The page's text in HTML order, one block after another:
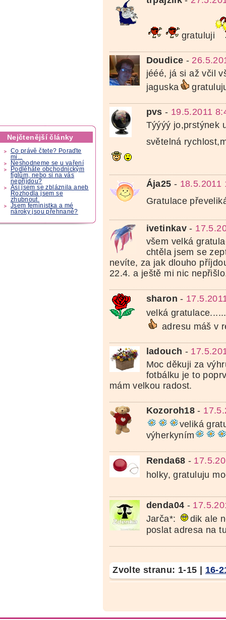
Nejčtenější články
Co právě čtete? Poraďte
mi...
Neshodneme se u vaření
Podléháte obchodnickým
fíglům, nebo si na vás
nepřijdou?
Asi jsem se zbláznila aneb
Rozhodla jsem se
zhubnout.
Jsem feministka a mé
nároky jsou přehnané?
gratuluji
Doudice -
jééé, já si až včil
jaguska
pvs - 19.5.2011
Týýýý jo,prstýnek
světelná
Ája25 - 18.5.2011
Gratulace
ivetinkav -
všem velká
chtěla jsem se
nevíte, za jak dlouho
22.4. a ještě mi nic
sharon -
velká gratulace......
adresu máš v
ladouch -
Moc děkuji za
fotbálku je to
mám velkou radost.
Kozoroh18 -
veliká
výherkyním
Renda68 -
holky, gratuluju
denda04 -
Jarča*:
dik ale
poslat adresa na
Zvolte stranu: 1-15 16-